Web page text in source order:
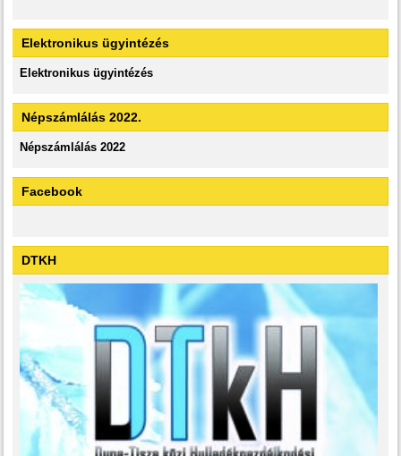
Elektronikus ügyintézés
Elektronikus ügyintézés
Népszámlálás 2022.
Népszámlálás 2022
Facebook
DTKH